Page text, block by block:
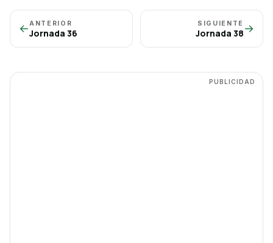
←ANTERIOR
Jornada 36
SIGUIENTE
Jornada 38→
PUBLICIDAD